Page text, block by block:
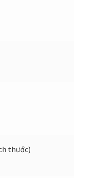
thước)